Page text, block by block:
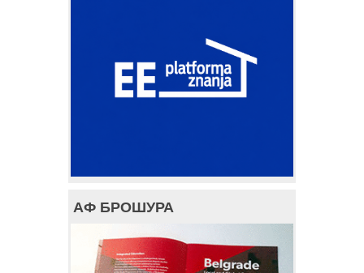
АФ БРОШУРА